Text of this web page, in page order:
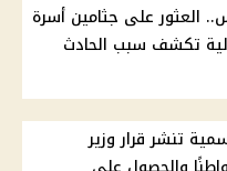
العثور على جثامين أسرة
تكشف سبب الحادث
تنشر قرار وزير